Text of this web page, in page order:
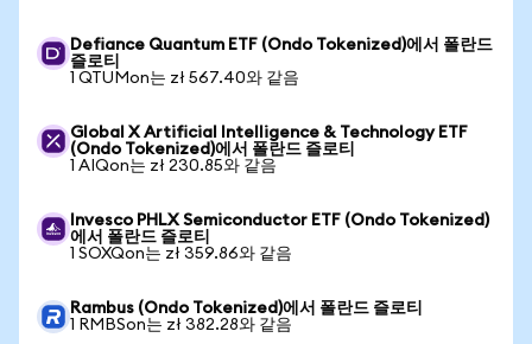
Defiance Quantum ETF (Ondo Tokenized)에서 폴란드
즐로티
1 QTUMon는 zł 567.40와 같음
Global X Artificial Intelligence & Technology ETF
(Ondo Tokenized)에서 폴란드 즐로티
1 AIQon는 zł 230.85와 같음
Invesco PHLX Semiconductor ETF (Ondo Tokenized)
에서 폴란드 즐로티
1 SOXQon는 zł 359.86와 같음
Rambus (Ondo Tokenized)에서 폴란드 즐로티
1 RMBSon는 zł 382.28와 같음